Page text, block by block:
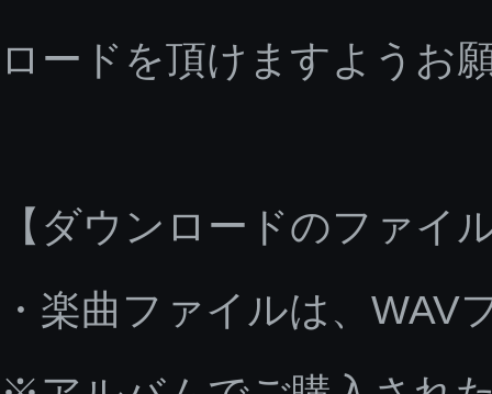
ロードを頂けますようお
【ダウンロードのファイ
・楽曲ファイルは、